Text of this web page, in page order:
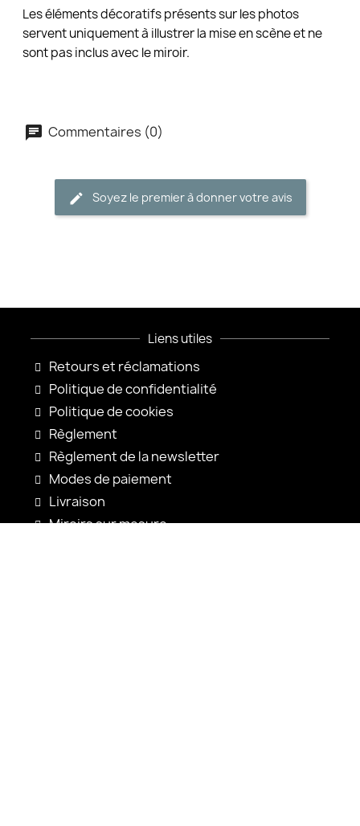
Les éléments décoratifs présents sur les photos
servent uniquement à illustrer la mise en scène et ne
sont pas inclus avec le miroir.
Commentaires (0)
Soyez le premier à donner votre avis
Liens utiles
Retours et réclamations
Politique de confidentialité
Politique de cookies
Règlement
Règlement de la newsletter
Modes de paiement
Livraison
Miroirs sur mesure